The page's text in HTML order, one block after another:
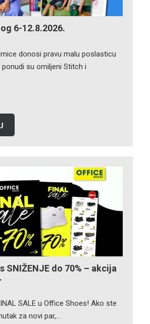
6-12.8.2026.
donosi pravu malu poslasticu
ponudi su omiljeni Stitch i
SNIŽENJE do 70% – akcija
SALE u Office Shoes! Ako ste
za novi par,…